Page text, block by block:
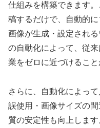
仕組みを構築できます
稿するだけで、自動的
画像が生成・設定され
の自動化によって、従
業をゼロに近づけること
さらに、自動化によっ
誤使用・画像サイズの
質の安定性も向上しま